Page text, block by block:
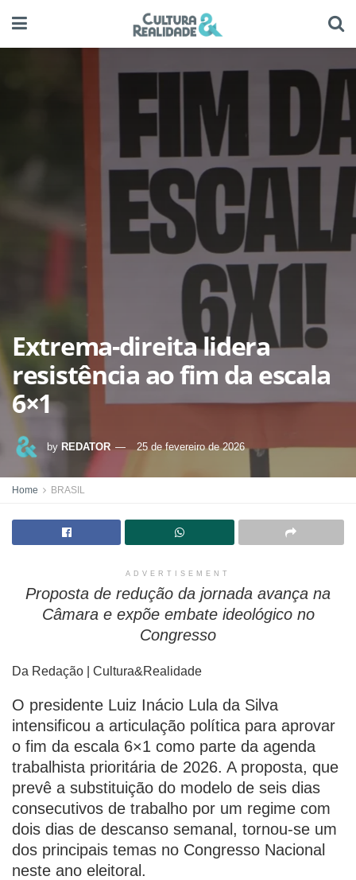
Extrema-direita lidera
resistência ao fim da escala
6×1
by REDATOR 25 de fevereiro de 2026
Home BRASIL
ADVERTISEMENT
Proposta de redução da jornada avança na
Câmara e expõe embate ideológico no
Congresso
Da Redação | Cultura&Realidade
O presidente Luiz Inácio Lula da Silva
intensificou a articulação política para aprovar
o fim da escala 6×1 como parte da agenda
trabalhista prioritária de 2026. A proposta, que
prevê a substituição do modelo de seis dias
consecutivos de trabalho por um regime com
dois dias de descanso semanal, tornou-se um
dos principais temas no Congresso Nacional
neste ano eleitoral.